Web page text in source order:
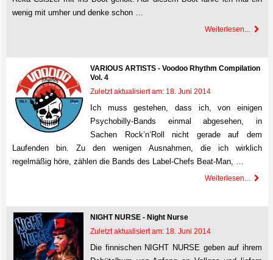
wenig mit umher und denke schon …
Weiterlesen...
VARIOUS ARTISTS - Voodoo Rhythm Compilation
Vol. 4
Zuletzt aktualisiert am: 18. Juni 2014
Ich muss gestehen, dass ich, von einigen
Psychobilly-Bands einmal abgesehen, in
Sachen Rock’n‘Roll nicht gerade auf dem
Laufenden bin. Zu den wenigen Ausnahmen, die ich wirklich
regelmäßig höre, zählen die Bands des Label-Chefs Beat-Man, …
Weiterlesen...
NIGHT NURSE - Night Nurse
Zuletzt aktualisiert am: 18. Juni 2014
Die finnischen NIGHT NURSE geben auf ihrem